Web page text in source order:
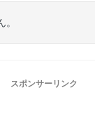
スポンサーリンク